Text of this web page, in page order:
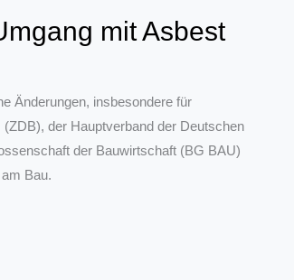
mit Asbest
Änderungen, insbesondere für
der Hauptverband der Deutschen
der Bauwirtschaft (BG BAU)
Bau.